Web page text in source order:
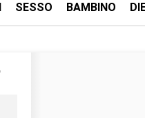
SESSO BAMBINO